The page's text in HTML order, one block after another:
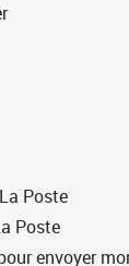
Poste
Poste
envoyer